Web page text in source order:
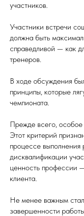
участников.
Участники встречи
должна быть
справедливой — как
тренеров.
В ходе обсуждения
принципы, которые
чемпионата.
Прежде всего, особое
Этот критерий
процессе выполнения
дисквалификации
ценность профессии
клиента.
Не менее важным
завершенности